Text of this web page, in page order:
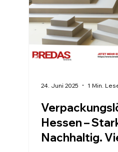
Verpackung
Hessen –
Nachhaltig.
24. Juni 2025 1 Min.